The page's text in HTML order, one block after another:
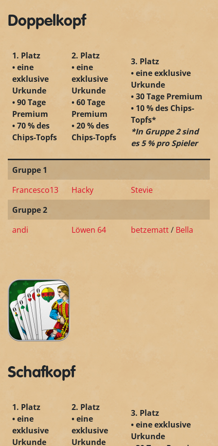
Doppelkopf
1. Platz
• eine
exklusive
Urkunde
• 90 Tage
Premium
• 70 % des
Chips-Topfs
2. Platz
• eine
exklusive
Urkunde
• 60 Tage
Premium
• 20 % des
Chips-Topfs
3. Platz
• eine exklusive
Urkunde
• 30 Tage Premium
• 10 % des Chips-
Topfs*
*In Gruppe 2 sind
es 5 % pro Spieler
Gruppe 1
Francesco13
Hacky
Stevie
Gruppe 2
andi
Löwen 64 betzematt/ Bella
Schafkopf
1. Platz
• eine
exklusive
Urkunde
2. Platz
• eine
exklusive
Urkunde
3. Platz
• eine exklusive
Urkunde